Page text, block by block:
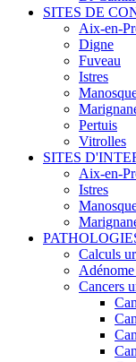
SITES DE
Aix-en-
Digne
Fuveau
Istres
Pertuis
Vitrolles
SITES
Aix-en-
Istres
Calculs
Cancers